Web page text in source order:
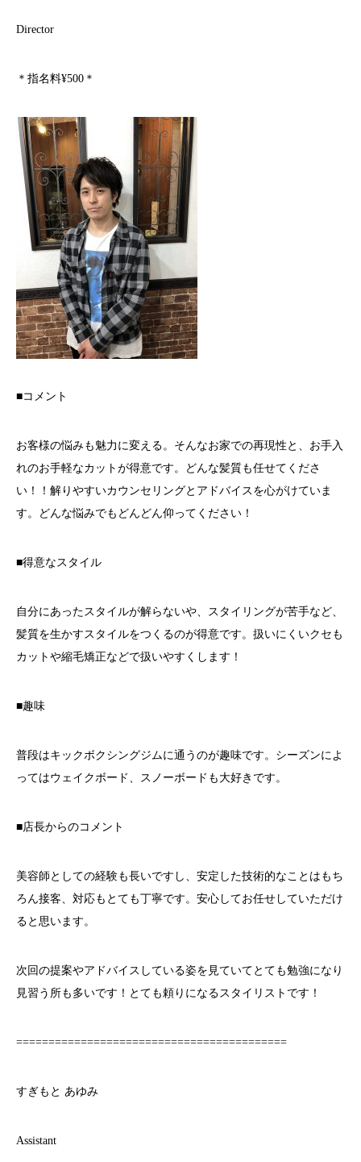
Director
＊指名料¥500＊
■コメント
お客様の悩みも魅力に変える。そんなお家での再現性と、お手入
れのお手軽なカットが得意です。どんな髪質も任せてくださ
い！！解りやすいカウンセリングとアドバイスを心がけていま
す。どんな悩みでもどんどん仰ってください！
■得意なスタイル
自分にあったスタイルが解らないや、スタイリングが苦手など、
髪質を生かすスタイルをつくるのが得意です。扱いにくいクセも
カットや縮毛矯正などで扱いやすくします！
■趣味
普段はキックボクシングジムに通うのが趣味です。シーズンによ
ってはウェイクボード、スノーボードも大好きです。
■店長からのコメント
美容師としての経験も長いですし、安定した技術的なことはもち
ろん接客、対応もとても丁寧です。安心してお任せしていただけ
ると思います。
次回の提案やアドバイスしている姿を見ていてとても勉強になり
見習う所も多いです！とても頼りになるスタイリストです！
==========================================
すぎもと あゆみ
Assistant